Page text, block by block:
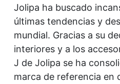
Jolipa ha buscado
últimas tendencias y
mundial. Gracias a su
interiores y a los
J de Jolipa se ha
marca de referencia en